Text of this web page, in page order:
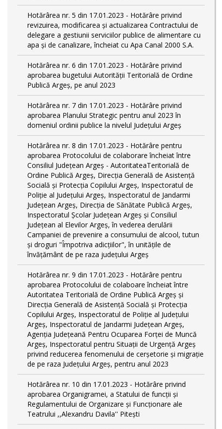
Hotărârea nr. 5 din 17.01.2023 - Hotărâre privind
revizuirea, modificarea și actualizarea Contractului de
delegare a gestiunii serviciilor publice de alimentare cu
apa și de canalizare, încheiat cu Apa Canal 2000 S.A.
Hotărârea nr. 6 din 17.01.2023 - Hotărâre privind
aprobarea bugetului Autorității Teritorială de Ordine
Publică Argeș, pe anul 2023
Hotărârea nr. 7 din 17.01.2023 - Hotărâre privind
aprobarea Planului Strategic pentru anul 2023 în
domeniul ordinii publice la nivelul Judeţului Argeş
Hotărârea nr. 8 din 17.01.2023 - Hotărâre pentru
aprobarea Protocolului de colaborare încheiat între
Consiliul Județean Argeș - AutoritateaTeritorială de
Ordine Publică Argeş, Direcţia Generală de Asistenţă
Socială şi Protecţia Copilului Argeş, Inspectoratul de
Poliţie al Judeţului Argeş, Inspectoratul de Jandarmi
Judeţean Argeş, Direcția de Sănătate Publică Argeș,
Inspectoratul Școlar Județean Argeș și Consiliul
Județean al Elevilor Argeș, în vederea derulării
Campaniei de prevenire a consumului de alcool, tutun
și droguri "Împotriva adicțiilor", în unitățile de
învățământ de pe raza județului Argeș
Hotărârea nr. 9 din 17.01.2023 - Hotărâre pentru
aprobarea Protocolului de colaboare încheiat între
Autoritatea Teritorială de Ordine Publică Argeş şi
Direcţia Generală de Asistenţă Socială şi Protecţia
Copilului Argeş, Inspectoratul de Poliţie al Judeţului
Argeş, Inspectoratul de Jandarmi Judeţean Argeş,
Agenţia Judeţeană Pentru Ocuparea Forţei de Muncă
Argeş, Inspectoratul pentru Situații de Urgență Argeş
privind reducerea fenomenului de cerşetorie şi migraţie
de pe raza Judeţului Argeş, pentru anul 2023
Hotărârea nr. 10 din 17.01.2023 - Hotărâre privind
aprobarea Organigramei, a Statului de funcţii și
Regulamentului de Organizare și Funcționare ale
Teatrului ,,Alexandru Davila'' Pitești